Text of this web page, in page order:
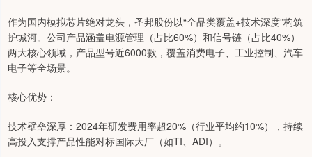
作为国内模拟芯片绝对龙头，圣邦股份以“全品类覆盖+技术深度”构筑
护城河。公司产品涵盖电源管理（占比60%）和信号链（占比40%）
两大核心领域，产品型号近6000款，覆盖消费电子、工业控制、汽车
电子等全场景。
核心优势：
技术壁垒深厚：2024年研发费用率超20%（行业平均约10%），持续
高投入支撑产品性能对标国际大厂（如TI、ADI）。